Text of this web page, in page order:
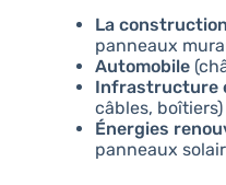
La construction
panneaux
Automobile
Infrastructure
câbles, boîtiers)
Énergies
panneaux